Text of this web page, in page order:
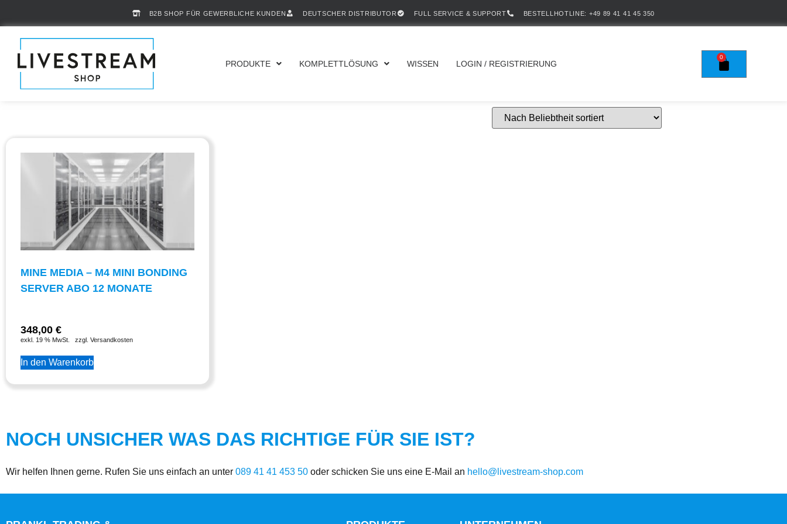
B2B SHOP FÜR GEWERBLICHE KUNDEN DEUTSCHER DISTRIBUTOR FULL SERVICE & SUPPORT BESTELLHOTLINE: +49 89 41 41 45 350
PRODUKTE KOMPLETTLÖSUNG WISSEN LOGIN / REGISTRIERUNG
0
MINE MEDIA – M4 MINI BONDING
SERVER ABO 12 MONATE
348,00 €
exkl. 19 % MwSt. zzgl. Versandkosten
In den Warenkorb
NOCH UNSICHER WAS DAS RICHTIGE FÜR SIE IST?
Wir helfen Ihnen gerne. Rufen Sie uns einfach an unter 089 41 41 453 50 oder schicken Sie uns eine E-Mail an hello@livestream-shop.com